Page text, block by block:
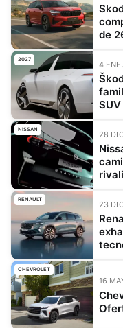
de
2027
4
SUV
NISSAN
28
RENAULT
23
CHEVROLET
16